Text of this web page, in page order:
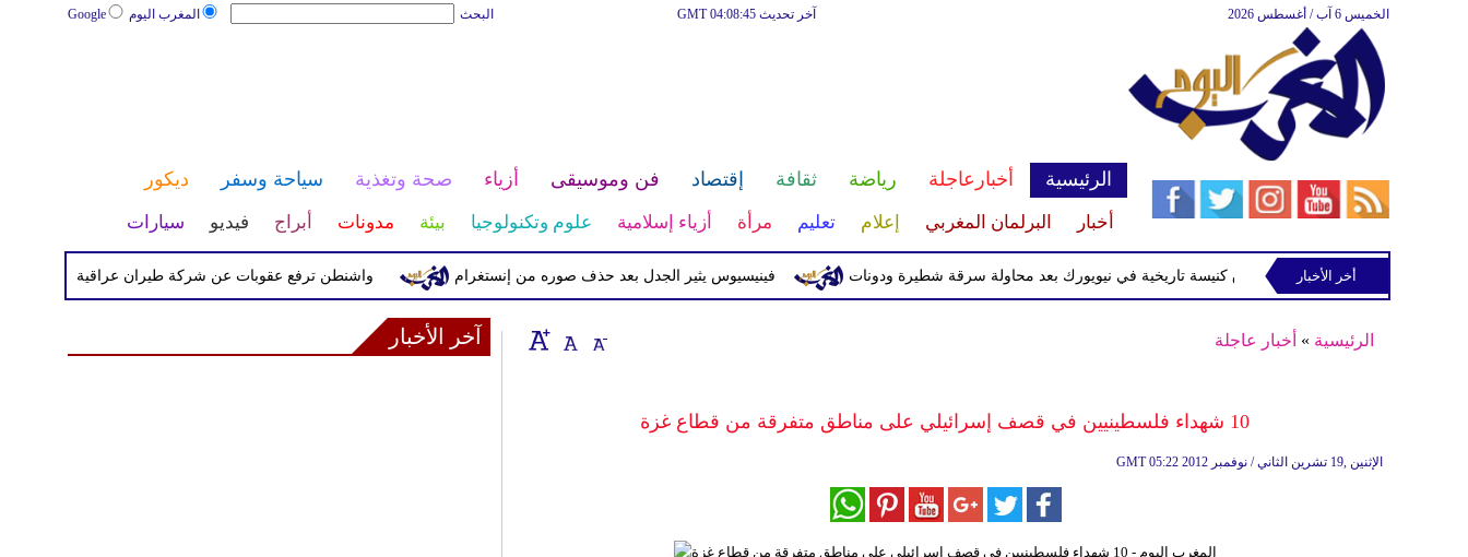
المغرب اليوم Google البحث آخر تحديث GMT 04:08:45 الخميس 6 آب / أغسطس 2026
الرئيسية أخبارعاجلة رياضة ثقافة إقتصاد فن وموسيقى أزياء صحة وتغذية سياحة وسفر ديكور
أخبار البرلمان المغربي إعلام تعليم مرأة أزياء إسلامية علوم وتكنولوجيا بيئة مدونات أبراج فيديو سيارات
واشنطن ترفع عقوبات عن شركة طيران عراقية كانت مدرجة بسبب فينيسيوس يثير الجدل بعد حذف صوره من إنستغرام القبض على متهم بإحراق كنيسة تاريخية في نيويورك بعد محاولة سرقة شطيرة ودونات
أخر الأخبار
الرئيسية » أخبار عاجلة
10 شهداء فلسطينيين في قصف إسرائيلي على مناطق متفرقة من قطاع غزة
GMT 05:22 2012 الإثنين ,19 تشرين الثاني / نوفمبر
آخر الأخبار